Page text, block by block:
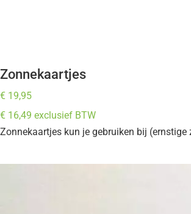
Zonnekaartjes
€ 19,95
€ 16,49 exclusief BTW
Zonnekaartjes kun je gebruiken bij